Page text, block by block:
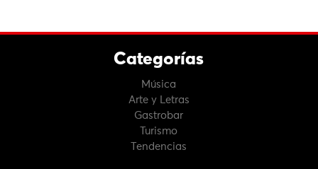
Categorías
Música
Arte y Letras
Gastrobar
Turismo
Tendencias